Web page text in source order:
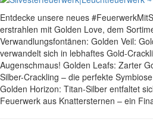
Entdecke unsere neues
erstrahlen mit Golden Love, dem
Verwandlungsfontänen: Golden Veil:
verwandelt sich in lebhaftes Gold-
Augenschmaus! Golden Leafs: Zarter
Silber-Crackling – die perfekte
Golden Horizon: Titan-Silber entfaltet
Feuerwerk aus Knattersternen – ein